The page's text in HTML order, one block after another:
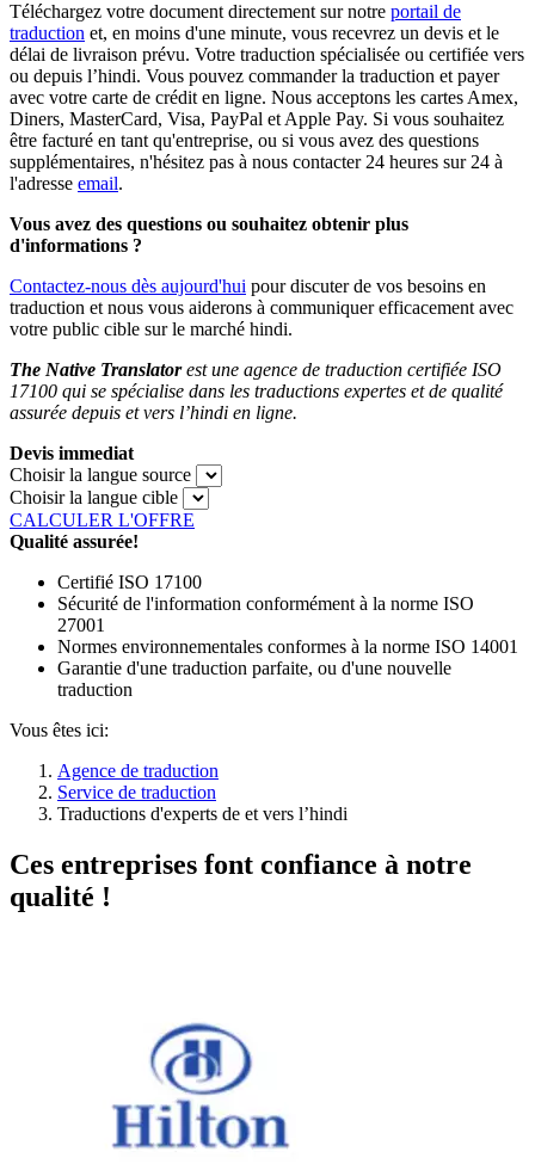
Téléchargez votre document directement sur notre portail de
traduction et, en moins d'une minute, vous recevrez un devis et le
délai de livraison prévu. Votre traduction spécialisée ou certifiée vers
ou depuis l’hindi. Vous pouvez commander la traduction et payer
avec votre carte de crédit en ligne. Nous acceptons les cartes Amex,
Diners, MasterCard, Visa, PayPal et Apple Pay. Si vous souhaitez
être facturé en tant qu'entreprise, ou si vous avez des questions
supplémentaires, n'hésitez pas à nous contacter 24 heures sur 24 à
l'adresse email.
Vous avez des questions ou souhaitez obtenir plus
d'informations ?
Contactez-nous dès aujourd'hui pour discuter de vos besoins en
traduction et nous vous aiderons à communiquer efficacement avec
votre public cible sur le marché hindi.
The Native Translatorest une agence de traduction certifiée ISO
17100 qui se spécialise dans les traductions expertes et de qualité
assurée depuis et vers l’hindi en ligne.
Devis immediat
Choisir la langue source
Choisir la langue cible
CALCULER L'OFFRE
Qualité assurée!
Certifié ISO 17100
Sécurité de l'information conformément à la norme ISO
27001
Normes environnementales conformes à la norme ISO 14001
Garantie d'une traduction parfaite, ou d'une nouvelle
traduction
Vous êtes ici:
Agence de traduction
Service de traduction
Traductions d'experts de et vers l’hindi
Ces entreprises font confiance à notre
qualité !